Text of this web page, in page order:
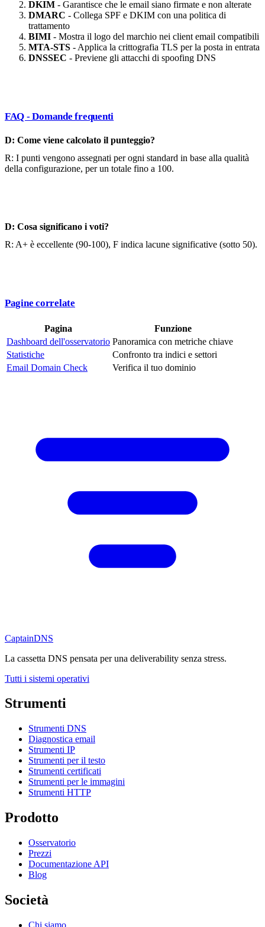
DKIM - Garantisce che le email siano firmate e non alterate
DMARC - Collega SPF e DKIM con una politica di
trattamento
BIMI - Mostra il logo del marchio nei client email compatibili
MTA-STS - Applica la crittografia TLS per la posta in entrata
DNSSEC - Previene gli attacchi di spoofing DNS
FAQ - Domande frequenti
D: Come viene calcolato il punteggio?
R: I punti vengono assegnati per ogni standard in base alla qualità
della configurazione, per un totale fino a 100.
D: Cosa significano i voti?
R: A+ è eccellente (90-100), F indica lacune significative (sotto 50).
Pagine correlate
Pagina
Funzione
Dashboard dell'osservatorio Panoramica con metriche chiave
Statistiche
Confronto tra indici e settori
Email Domain Check
Verifica il tuo dominio
CaptainDNS
La cassetta DNS pensata per una deliverability senza stress.
Tutti i sistemi operativi
Strumenti
Strumenti DNS
Diagnostica email
Strumenti IP
Strumenti per il testo
Strumenti certificati
Strumenti per le immagini
Strumenti HTTP
Prodotto
Osservatorio
Prezzi
Documentazione API
Blog
Società
Chi siamo